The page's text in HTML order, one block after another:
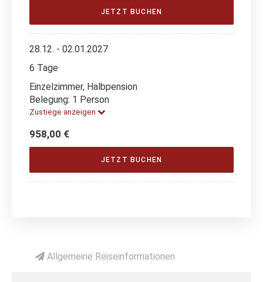
JETZT BUCHEN
28.12. - 02.01.2027
6 Tage
Einzelzimmer, Halbpension
Belegung: 1 Person
Zustiege anzeigen
958,00 €
JETZT BUCHEN
Allgemeine Reiseinformationen